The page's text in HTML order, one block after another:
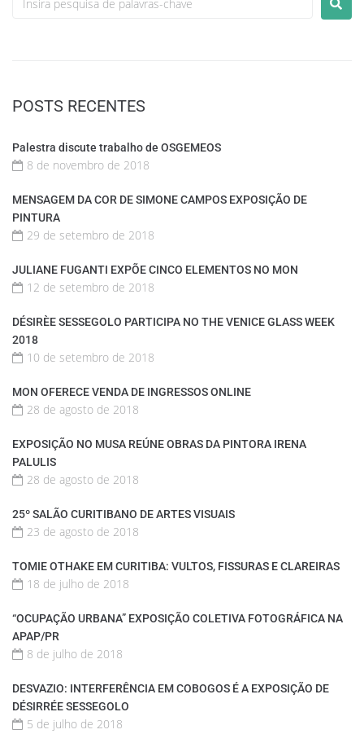
POSTS RECENTES
Palestra discute trabalho de OSGEMEOS
8 de novembro de 2018
MENSAGEM DA COR DE SIMONE CAMPOS EXPOSIÇÃO DE
PINTURA
29 de setembro de 2018
JULIANE FUGANTI EXPÕE CINCO ELEMENTOS NO MON
12 de setembro de 2018
DÉSIRÈE SESSEGOLO PARTICIPA NO THE VENICE GLASS WEEK
2018
10 de setembro de 2018
MON OFERECE VENDA DE INGRESSOS ONLINE
28 de agosto de 2018
EXPOSIÇÃO NO MUSA REÚNE OBRAS DA PINTORA IRENA
PALULIS
28 de agosto de 2018
25º SALÃO CURITIBANO DE ARTES VISUAIS
23 de agosto de 2018
TOMIE OTHAKE EM CURITIBA: VULTOS, FISSURAS E CLAREIRAS
18 de julho de 2018
“OCUPAÇÃO URBANA” EXPOSIÇÃO COLETIVA FOTOGRÁFICA NA
APAP/PR
8 de julho de 2018
DESVAZIO: INTERFERÊNCIA EM COBOGOS É A EXPOSIÇÃO DE
DÉSIRRÉE SESSEGOLO
5 de julho de 2018